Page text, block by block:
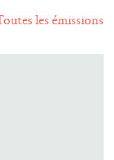
les émissions